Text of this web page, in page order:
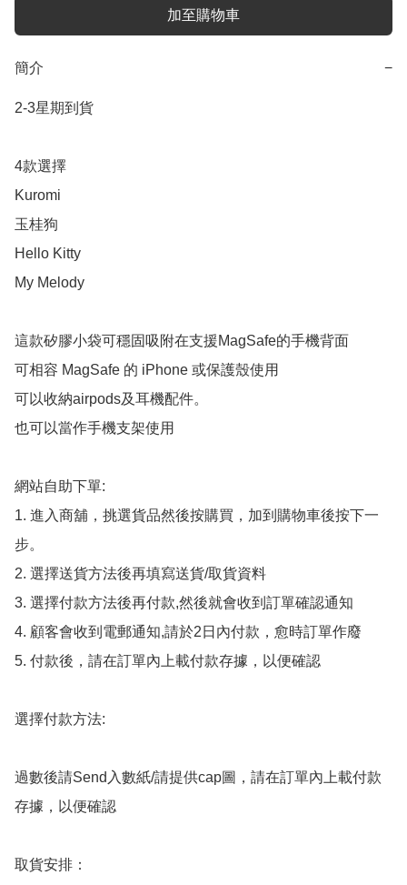
加至購物車
簡介 −
2-3星期到貨
4款選擇
Kuromi
玉桂狗
Hello Kitty
My Melody
這款矽膠小袋可穩固吸附在支援MagSafe的手機背面
可相容 MagSafe 的 iPhone 或保護殼使用
可以收納airpods及耳機配件。
也可以當作手機支架使用
網站自助下單:
1. 進入商舖，挑選貨品然後按購買，加到購物車後按下一
步。
2. 選擇送貨方法後再填寫送貨/取貨資料
3. 選擇付款方法後再付款,然後就會收到訂單確認通知
4. 顧客會收到電郵通知,請於2日內付款，愈時訂單作廢
5. 付款後，請在訂單內上載付款存據，以便確認
選擇付款方法:
過數後請Send入數紙/請提供cap圖，請在訂單內上載付款
存據，以便確認
取貨安排：